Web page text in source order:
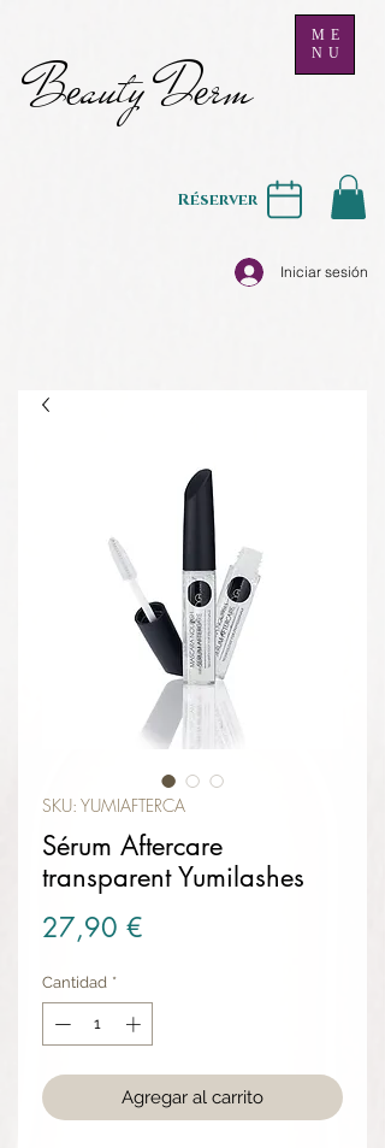
Beauty Derm
ME
NU
Iniciar sesión
Réserver
SKU: YUMIAFTERCA
Sérum Aftercare
transparent Yumilashes
27,90 €
Cantidad *
Agregar al carrito